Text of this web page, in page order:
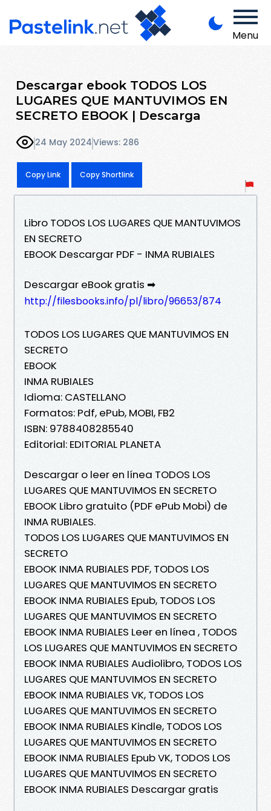
Menu
Descargar ebook TODOS LOS
LUGARES QUE MANTUVIMOS EN
SECRETO EBOOK | Descarga
24 May 2024Views: 286
Copy Link Copy Shortlink
Libro TODOS LOS LUGARES QUE MANTUVIMOS
EN SECRETO
EBOOK Descargar PDF - INMA RUBIALES
Descargar eBook gratis ➡
http://filesbooks.info/pl/libro/96653/874
TODOS LOS LUGARES QUE MANTUVIMOS EN
SECRETO
EBOOK
INMA RUBIALES
Idioma: CASTELLANO
Formatos: Pdf, ePub, MOBI, FB2
ISBN: 9788408285540
Editorial: EDITORIAL PLANETA
Descargar o leer en línea TODOS LOS
LUGARES QUE MANTUVIMOS EN SECRETO
EBOOK Libro gratuito (PDF ePub Mobi) de
INMA RUBIALES.
TODOS LOS LUGARES QUE MANTUVIMOS EN
SECRETO
EBOOK INMA RUBIALES PDF, TODOS LOS
LUGARES QUE MANTUVIMOS EN SECRETO
EBOOK INMA RUBIALES Epub, TODOS LOS
LUGARES QUE MANTUVIMOS EN SECRETO
EBOOK INMA RUBIALES Leer en línea , TODOS
LOS LUGARES QUE MANTUVIMOS EN SECRETO
EBOOK INMA RUBIALES Audiolibro, TODOS LOS
LUGARES QUE MANTUVIMOS EN SECRETO
EBOOK INMA RUBIALES VK, TODOS LOS
LUGARES QUE MANTUVIMOS EN SECRETO
EBOOK INMA RUBIALES Kindle, TODOS LOS
LUGARES QUE MANTUVIMOS EN SECRETO
EBOOK INMA RUBIALES Epub VK, TODOS LOS
LUGARES QUE MANTUVIMOS EN SECRETO
EBOOK INMA RUBIALES Descargar gratis